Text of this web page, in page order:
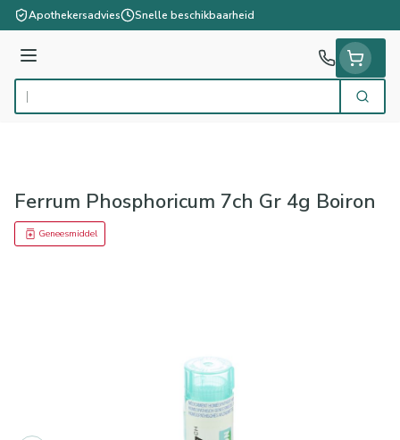
Ga naar de inhoud
Apothekersadvies Snelle beschikbaarheid
Menu
Product, merk, categorie... Zoek
Ferrum Phosphoricum 7ch Gr 4g Boiron
Geneesmiddel